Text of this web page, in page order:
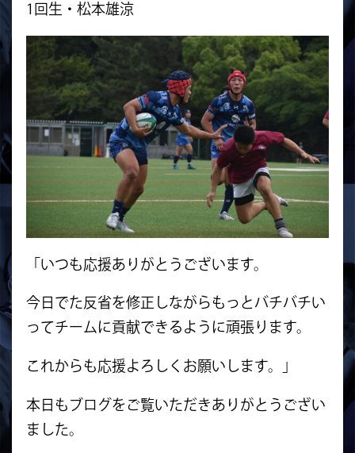
1回生・松本雄涼
「いつも応援ありがとうございます。
今日でた反省を修正しながらもっとバチバチい
ってチームに貢献できるように頑張ります。
これからも応援よろしくお願いします。」
本日もブログをご覧いただきありがとうござい
ました。